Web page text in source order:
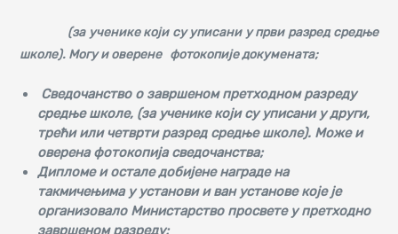
(за ученике који су уписани у први разред средње
школе). Могу и оверене фотокопије докумената;
Сведочанство о завршеном претходном разреду
средње школе, (за ученике који су уписани у други,
трећи или четврти разред средње школе). Може и
оверена фотокопија сведочанства;
Дипломе и остале добијене награде на
такмичењима у установи и ван установе које је
организовало Министарство просвете у претходно
завршеном разреду;